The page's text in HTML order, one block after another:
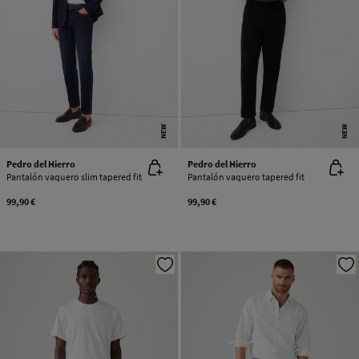
NEW
Pedro del Hierro
Pantalón vaquero slim tapered fit
99,90 €
NEW
Pedro del Hierro
Pantalón vaquero tapered fit
99,90 €